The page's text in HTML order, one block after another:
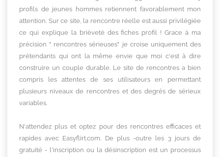
profils de jeunes hommes retiennent favorablement mon
attention. Sur ce site, la rencontre réelle est aussi privilégiée
ce qui explique la brièveté des fiches profil ! Grace à ma
précision " rencontres sérieuses" je croise uniquement des
prétendants qui ont la même envie que moi c'est à dire
construire un couple durable. Le site de rencontres a bien
compris les attentes de ses utilisateurs en permettant
plusieurs niveaux de rencontres et des degrés de sérieux
variables.
N'attendez plus et optez pour des rencontres efficaces et
rapides avec Easyflirt.com. De plus -outre les 3 jours de
gratuité - l'inscription ou la désinscription est un processus